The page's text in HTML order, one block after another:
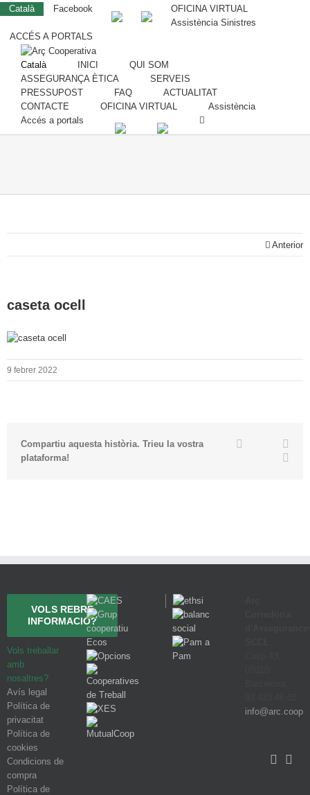
Català Facebook
OFICINA VIRTUAL
Assistència Sinistres
ACCÉS A PORTALS
Català INICI
QUI SOM
ASSEGURANÇA ÈTICA
SERVEIS
PRESSUPOST
FAQ
ACTUALITAT
CONTACTE
OFICINA VIRTUAL
Assistència
Accés a portals
Anterior
caseta ocell
9 febrer 2022
Compartiu aquesta història. Trieu la vostra
plataforma!
Facebook
Twitter
VOLS REBRE
INFORMACIÓ?
Vols treballar
amb
nosaltres?
Avís legal
Política de
privacitat
Política de
cookies
Condicions de
compra
Política de
info@arc.coop